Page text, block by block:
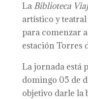
La Biblioteca
artístico y
para comenzar
estación Torres
La jornada está
domingo 05 de
objetivo darle la